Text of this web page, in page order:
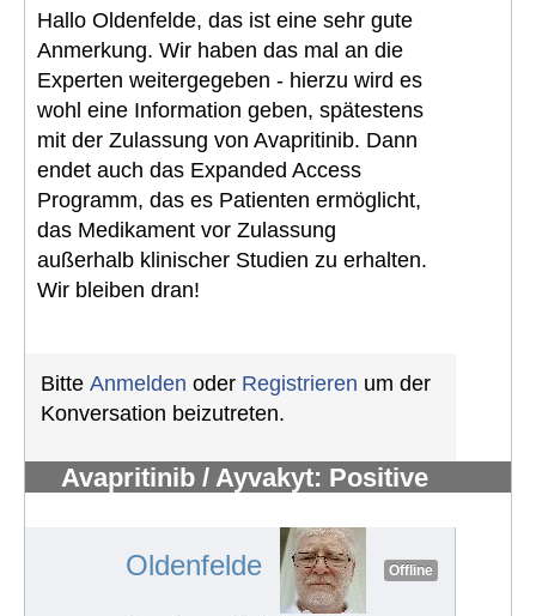
Hallo Oldenfelde, das ist eine sehr gute
Anmerkung. Wir haben das mal an die
Experten weitergegeben - hierzu wird es
wohl eine Information geben, spätestens
mit der Zulassung von Avapritinib. Dann
endet auch das Expanded Access
Programm, das es Patienten ermöglicht,
das Medikament vor Zulassung
außerhalb klinischer Studien zu erhalten.
Wir bleiben dran!
Bitte Anmelden oder Registrieren um der
Konversation beizutreten.
Avapritinib / Ayvakyt: Positive
Oldenfelde Offline